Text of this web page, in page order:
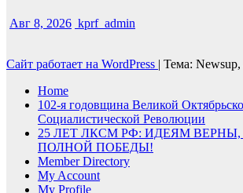
Авг 8, 2026 kprf_admin
Сайт работает на WordPress | Тема: Newsup,
Home
102-я годовщина Великой
Социалистической Революции
25 ЛЕТ ЛКСМ РФ: ИДЕЯМ
ПОЛНОЙ ПОБЕДЫ!
Member Directory
My Account
My Profile